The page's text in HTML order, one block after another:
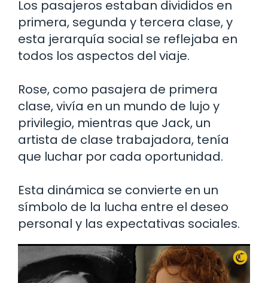
Los pasajeros estaban divididos en
primera, segunda y tercera clase, y
esta jerarquía social se reflejaba en
todos los aspectos del viaje.
Rose, como pasajera de primera
clase, vivía en un mundo de lujo y
privilegio, mientras que Jack, un
artista de clase trabajadora, tenía
que luchar por cada oportunidad.
Esta dinámica se convierte en un
símbolo de la lucha entre el deseo
personal y las expectativas sociales.